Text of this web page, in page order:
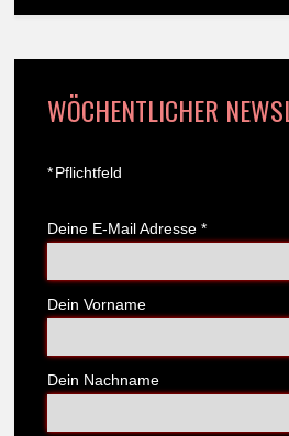
WÖCHENTLICHER
*Pflichtfeld
Deine E-Mail Adresse *
Dein Vorname
Dein Nachname